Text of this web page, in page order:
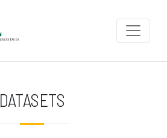
DATASETS